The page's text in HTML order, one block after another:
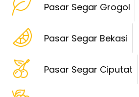
Pasar Segar Grogol
Pasar Segar Bekasi
Pasar Segar Ciputat